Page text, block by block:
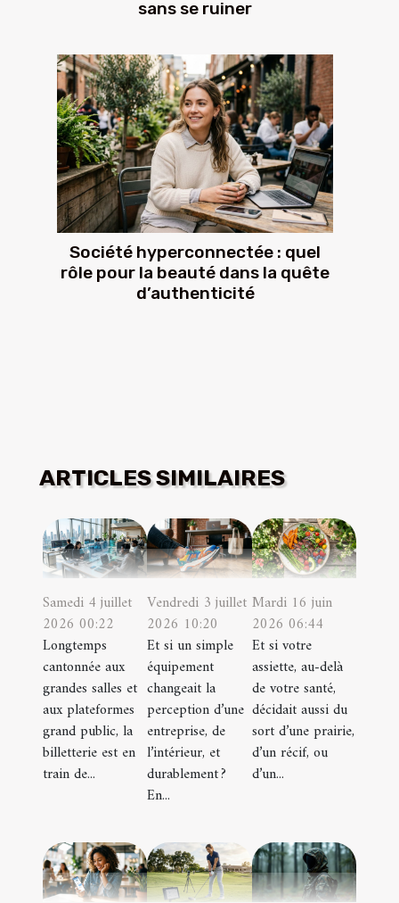
sans se ruiner
Société hyperconnectée : quel
rôle pour la beauté dans la quête
d’authenticité
ARTICLES SIMILAIRES
Samedi 4 juillet
2026 00:22
Longtemps
cantonnée aux
grandes salles et
aux plateformes
grand public, la
billetterie est en
train de...
Vendredi 3 juillet
2026 10:20
Et si un simple
équipement
changeait la
perception d’une
entreprise, de
l’intérieur, et
durablement ?
En...
Mardi 16 juin
2026 06:44
Et si votre
assiette, au-delà
de votre santé,
décidait aussi du
sort d’une prairie,
d’un récif, ou
d’un...